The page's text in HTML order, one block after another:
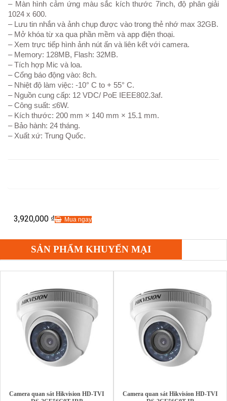
– Màn hình cảm ứng màu sắc kích thước 7inch, độ phân giải
1024 x 600.
– Lưu tin nhắn và ảnh chụp được vào trong thẻ nhớ max 32GB.
– Mở khóa từ xa qua phần mềm và app điện thoại.
– Xem trực tiếp hình ảnh nút ấn và liên kết với camera.
– Memory: 128MB, Flash: 32MB.
– Tích hợp Mic và loa.
– Cổng báo động vào: 8ch.
– Nhiệt độ làm việc: -10° C to + 55° C.
– Nguồn cung cấp: 12 VDC/ PoE IEEE802.3af.
– Công suất: ≤6W.
– Kích thước: 200 mm × 140 mm × 15.1 mm.
– Bảo hành: 24 tháng.
– Xuất xứ: Trung Quốc.
3,920,000 ₫ Mua ngay
SẢN PHẨM KHUYẾN MẠI
Camera quan sát Hikvision HD-TVI
Camera quan sát Hikvision HD-TVI